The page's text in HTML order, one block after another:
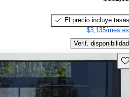
El precio incluye tasas
$3,135/mes
Verif. disponibilidad